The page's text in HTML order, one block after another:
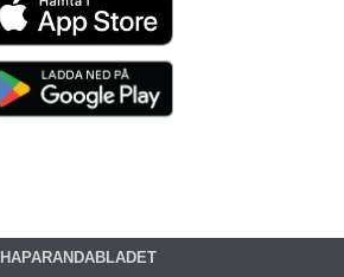
HAPARANDABLADET